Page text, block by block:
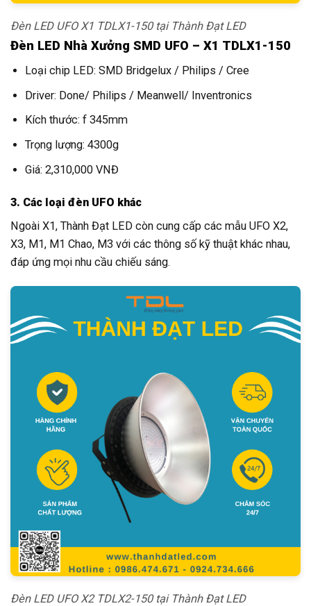
Đèn LED UFO X1 TDLX1-150 tại Thành Đạt LED
Đèn LED Nhà Xưởng SMD UFO – X1 TDLX1-150
Loại chip LED: SMD Bridgelux / Philips / Cree
Driver: Done/ Philips / Meanwell/ Inventronics
Kích thước: f 345mm
Trọng lượng: 4300g
Giá: 2,310,000 VNĐ
3. Các loại đèn UFO khác
Ngoài X1, Thành Đạt LED còn cung cấp các mẫu UFO X2,
X3, M1, M1 Chao, M3 với các thông số kỹ thuật khác nhau,
đáp ứng mọi nhu cầu chiếu sáng.
Đèn LED UFO X2 TDLX2-150 tại Thành Đạt LED